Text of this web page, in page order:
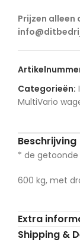
Prijzen alleen
Categorieën:
MultiVario
Beschrijving
* de getoonde
600 kg, met
Extra
Shipping &